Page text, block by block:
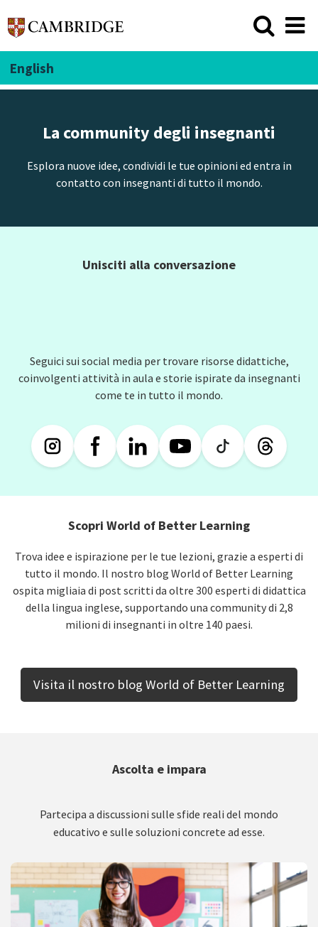
English
La community degli insegnanti
Esplora nuove idee, condividi le tue opinioni ed entra in
contatto con insegnanti di tutto il mondo.
Unisciti alla conversazione
Seguici sui social media per trovare risorse didattiche,
coinvolgenti attività in aula e storie ispirate da insegnanti
come te in tutto il mondo.
Scopri World of Better Learning
Trova idee e ispirazione per le tue lezioni, grazie a esperti di
tutto il mondo. Il nostro blog World of Better Learning
ospita migliaia di post scritti da oltre 300 esperti di didattica
della lingua inglese, supportando una community di 2,8
milioni di insegnanti in oltre 140 paesi.
Visita il nostro blog World of Better Learning
Ascolta e impara
Partecipa a discussioni sulle sfide reali del mondo
educativo e sulle soluzioni concrete ad esse.